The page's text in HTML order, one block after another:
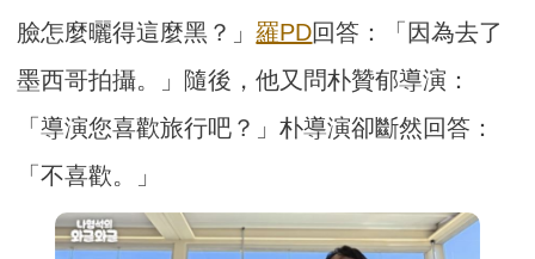
臉怎麼曬得這麼黑？」羅PD回答：「因為去了
墨西哥拍攝。」隨後，他又問朴贊郁導演：
「導演您喜歡旅行吧？」朴導演卻斷然回答：
「不喜歡。」